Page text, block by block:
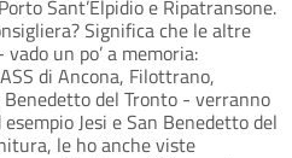
Sant’Elpidio e Ripatransone.
Significa che le altre
un po’ a memoria:
di Ancona, Filottrano,
Benedetto del Tronto - verranno
Jesi e San Benedetto del
le ho anche viste